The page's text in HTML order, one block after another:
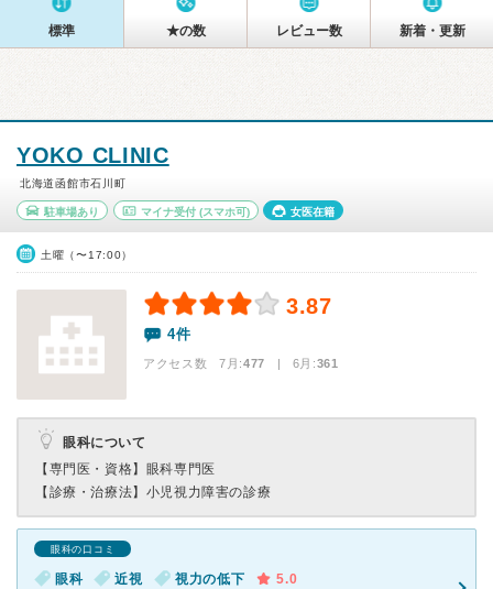
標準 ★の数 レビュー数 新着・更新
YOKO CLINIC
北海道函館市石川町
駐車場あり マイナ受付(スマホ可) 女医在籍
土曜（〜17:00）
3.87
4件
アクセス数 7月:477 | 6月:361
眼科について
【専門医・資格】 眼科専門医
【診療・治療法】 小児視力障害の診療
眼科の口コミ
眼科 近視 視力の低下
5.0